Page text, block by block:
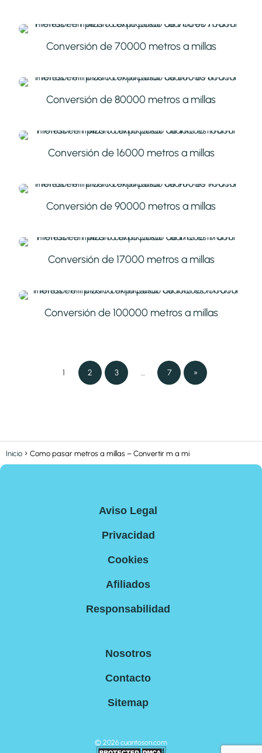
Conversión de 70000 metros a millas
Conversión de 80000 metros a millas
Conversión de 16000 metros a millas
Conversión de 90000 metros a millas
Conversión de 17000 metros a millas
Conversión de 100000 metros a millas
1 2 3 … 7 »
Inicio Como pasar metros a millas – Convertir m a mi
Aviso Legal
Privacidad
Cookies
Afiliados
Responsabilidad
Nosotros
Contacto
Sitemap
© 2026 cuantoson.com